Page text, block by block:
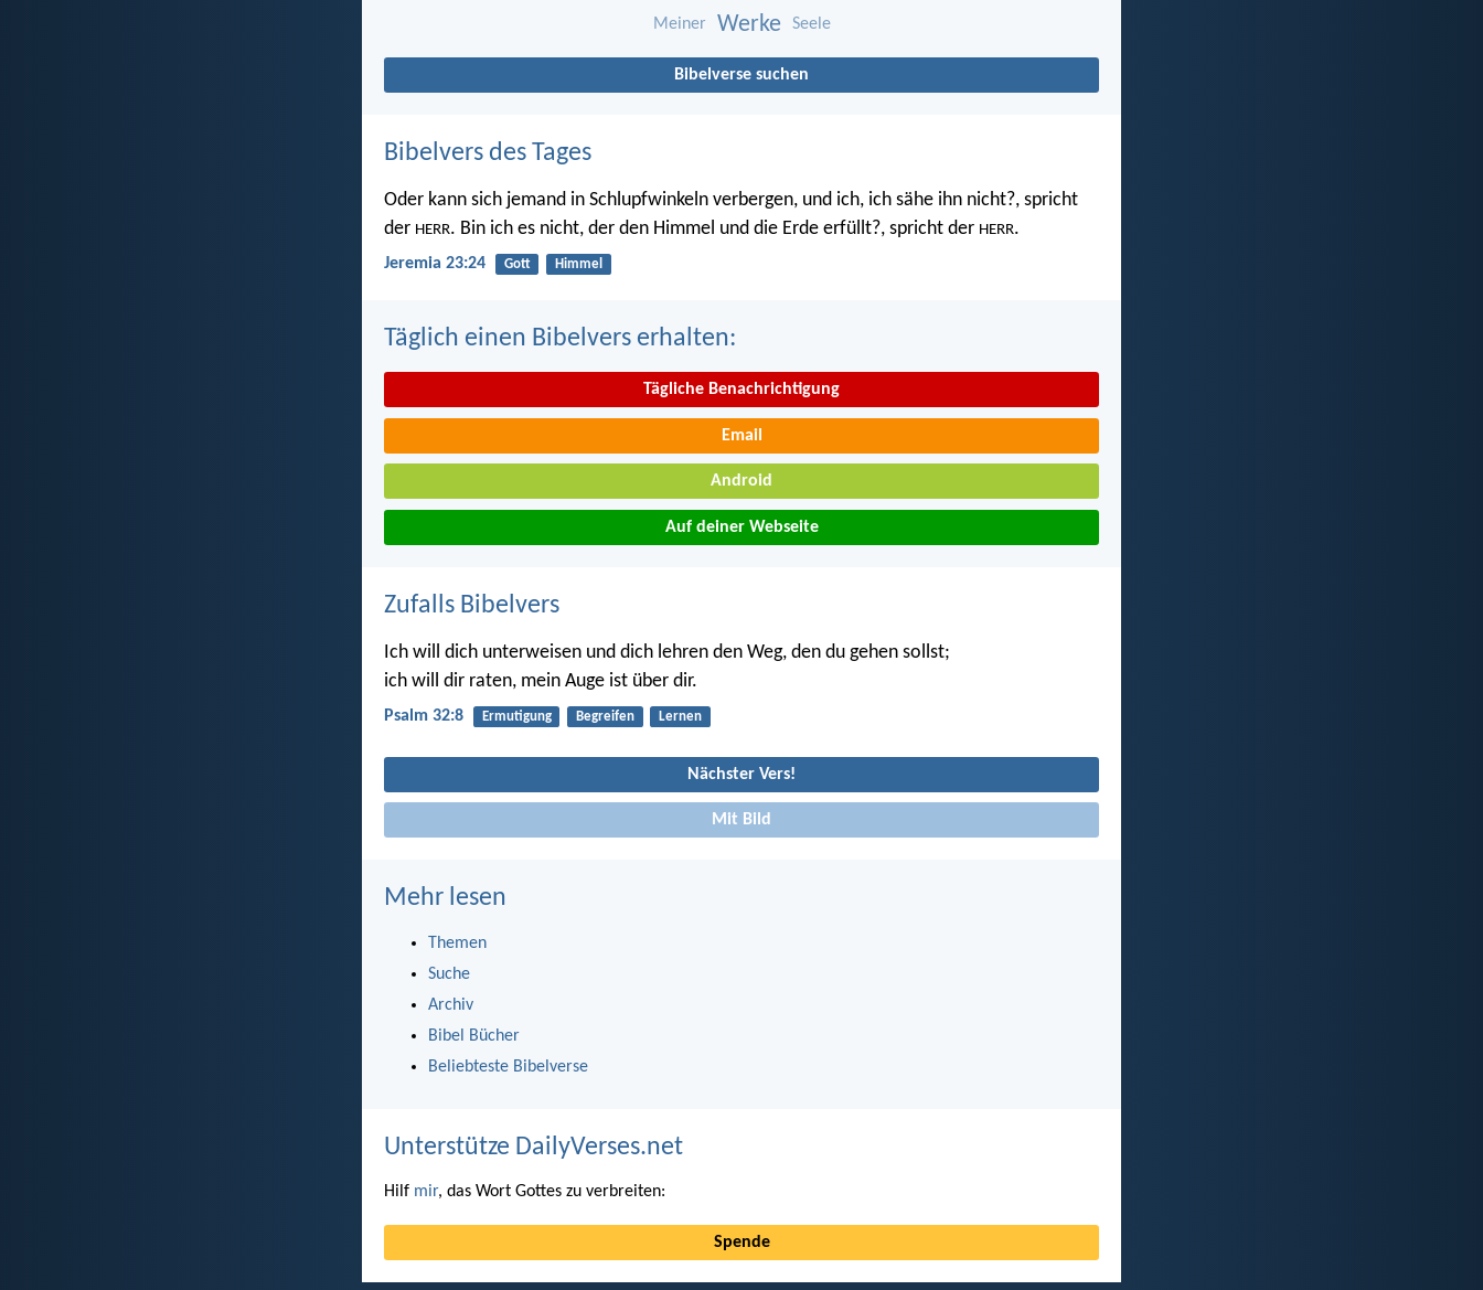
Meiner Werke Seele
Bibelverse suchen
Bibelvers des Tages
Oder kann sich jemand in Schlupfwinkeln verbergen, und ich, ich sähe ihn nicht?, spricht
der HERR. Bin ich es nicht, der den Himmel und die Erde erfüllt?, spricht der HERR.
Jeremia 23:24 Gott Himmel
Täglich einen Bibelvers erhalten:
Tägliche Benachrichtigung
Email
Android
Auf deiner Webseite
Zufalls Bibelvers
Ich will dich unterweisen und dich lehren den Weg, den du gehen sollst;
ich will dir raten, mein Auge ist über dir.
Psalm 32:8 Ermutigung Begreifen Lernen
Nächster Vers!
Mit Bild
Mehr lesen
Themen
Suche
Archiv
Bibel Bücher
Beliebteste Bibelverse
Unterstütze DailyVerses.net
Hilf mir, das Wort Gottes zu verbreiten:
Spende